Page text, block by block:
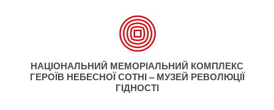
НАЦІОНАЛЬНИЙ МЕМОРІАЛЬНИЙ КОМПЛЕКС
ГЕРОЇВ НЕБЕСНОЇ СОТНІ – МУЗЕЙ РЕВОЛЮЦІЇ
ГІДНОСТІ